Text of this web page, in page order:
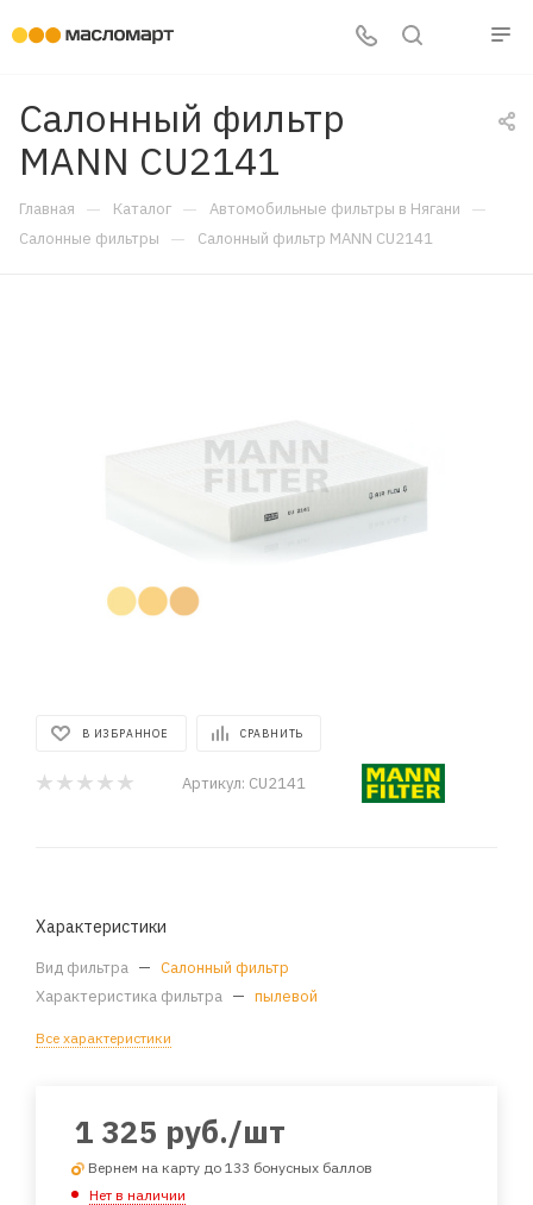
Салонный фильтр
MANN CU2141
Главная — Каталог — Автомобильные фильтры в Нягани —
Салонные фильтры — Салонный фильтр MANN CU2141
В ИЗБРАННОЕ СРАВНИТЬ
Артикул: CU2141
Характеристики
Вид фильтра — Салонный фильтр
Характеристика фильтра — пылевой
Все характеристики
1 325 руб./шт
Вернем на карту до 133 бонусных баллов
Нет в наличии